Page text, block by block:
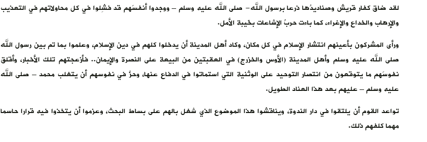
لقد ضاق كفار قريش وصناديدُها ذرعا برسول الله- صلى الله عليه وسلم – ووجدوا أنفسَهم قد فشِلوا في كل محاولاتهم في التعذيب
والإرهاب والخداع والإغراء، كما باءت حربُ الإشاعات بخَيبة الأمل.
ورأى المشركون بأعينهم انتشار الإسلام في كل مكان، وكاد أهل المدينة أن يدخلوا كلهم في دين الإسلام، وعلموا بما تم بين رسول الله
صلى الله عليه وسلم وأهل المدينة (الأوس والخزرج) في العقبتين من البيعة على النصرة والإيمان.. فأزعجتهم تلك الأخبار، وأقلق
نفوسَهم ما يتوقعون من انتصار التوحيد على الوثنية التي استماتوا في الدفاع عنها، وحزَّ في نفوسهم أن يتغلب محمد – صلى الله
عليه وسلم – عليهم بعد هذا العناد الطويل.
تواعد القوم أن يلتقوا في دار الندوة، ويناقشوا هذا الموضوع الذي شغل بالهم على بساط البحث، وعزموا أن يتخذوا فيه قرارا حاسما
مهما كلفهم ذلك.